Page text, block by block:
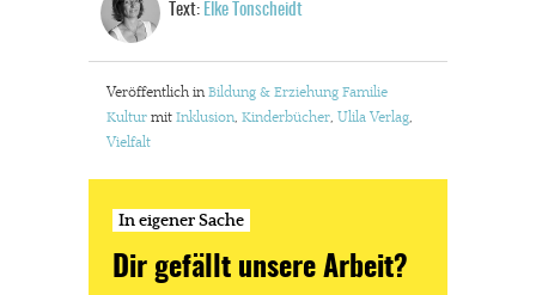
Text: Elke Tonscheidt
Veröffentlich in Bildung & Erziehung Familie
Kultur mit Inklusion, Kinderbücher, Ulila Verlag,
Vielfalt
In eigener Sache
Dir gefällt unsere Arbeit?